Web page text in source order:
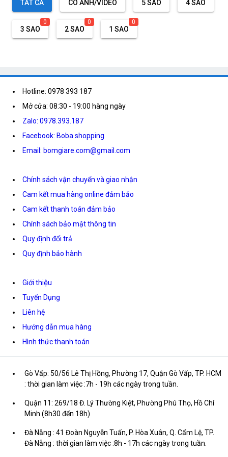
TẤT CẢ CÓ ẢNH/VIDEO 5 SAO 4 SAO
3 SAO
0
2 SAO
0
1 SAO
0
Hotline: 0978 393 187
Mở cửa: 08:30 - 19:00 hàng ngày
Zalo: 0978.393.187
Facebook: Boba shopping
Email: bomgiare.com@gmail.com
Chính sách vận chuyển và giao nhận
Cam kết mua hàng online đảm bảo
Cam kết thanh toán đảm bảo
Chính sách bảo mật thông tin
Quy định đổi trả
Quy định bảo hành
Giới thiệu
Tuyển Dụng
Liên hệ
Hướng dẫn mua hàng
Hình thức thanh toán
Gò Vấp: 50/56 Lê Thị Hồng, Phường 17, Quận Gò Vấp, TP. HCM
: thời gian làm việc :7h - 19h các ngày trong tuần.
Quận 11: 269/18 Đ. Lý Thường Kiệt, Phường Phú Thọ, Hồ Chí
Minh (8h30 đến 18h)
Đà Nẵng : 41 Đoàn Nguyễn Tuấn, P. Hòa Xuân, Q. Cẩm Lệ, TP.
Đà Nẵng : thời gian làm việc :8h - 17h các ngày trong tuần.